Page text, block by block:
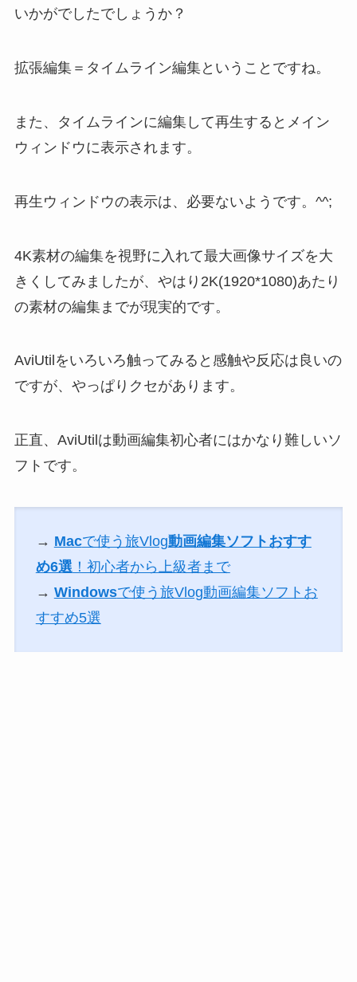
いかがでしたでしょうか？
拡張編集＝タイムライン編集ということですね。
また、タイムラインに編集して再生するとメイン
ウィンドウに表示されます。
再生ウィンドウの表示は、必要ないようです。^^;
4K素材の編集を視野に入れて最大画像サイズを大
きくしてみましたが、やはり2K(1920*1080)あたり
の素材の編集までが現実的です。
AviUtilをいろいろ触ってみると感触や反応は良いの
ですが、やっぱりクセがあります。
正直、AviUtilは動画編集初心者にはかなり難しいソ
フトです。
→ Macで使う旅Vlog動画編集ソフトおすす
め6選 ！初心者から上級者まで
→ Windowsで使う旅Vlog動画編集ソフトお
すすめ5選